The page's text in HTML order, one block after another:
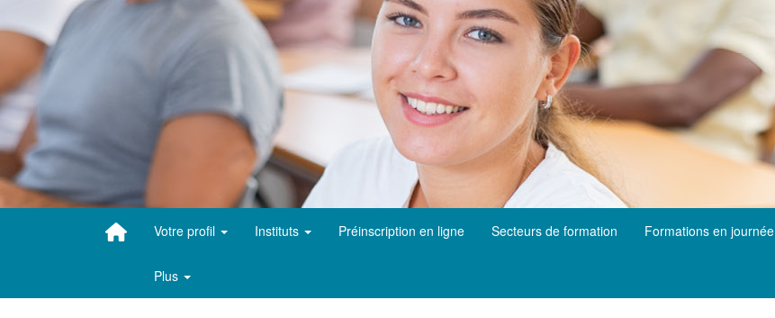
Votre profil Instituts Préinscription en ligne Secteurs de formation Formations en journée
Plus